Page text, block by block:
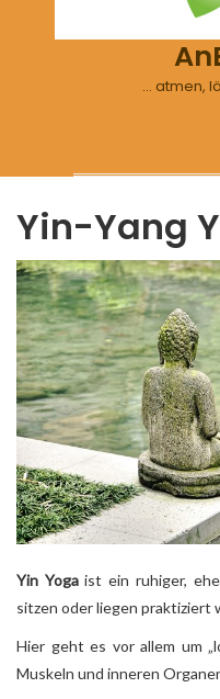
… atmen,
Yin-Yang
Yin Yogaist ein ruhiger,
sitzen oder liegen praktiziert
Hier geht es vor allem um
Muskeln und inneren